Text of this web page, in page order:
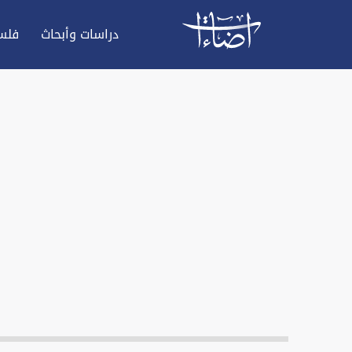
دراسات وأبحاث